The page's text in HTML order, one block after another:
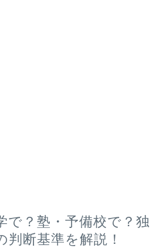
で？塾・予備校で？独
判断基準を解説！